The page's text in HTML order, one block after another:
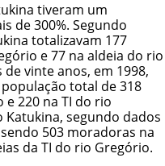
tiveram um
de 300%. Segundo
totalizavam 177
e 77 na aldeia do rio
vinte anos, em 1998,
total de 318
e 220 na TI do rio
Katukina, segundo dados
sendo 503 moradoras na
da TI do rio Gregório.